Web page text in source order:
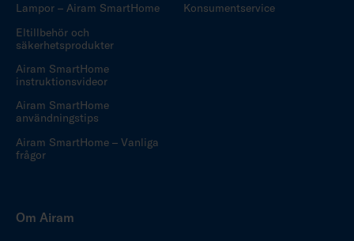
Lampor – Airam SmartHome
Eltillbehör och
säkerhetsprodukter
Airam SmartHome
instruktionsvideor
Airam SmartHome
användningstips
Airam SmartHome – Vanliga
frågor
Konsumentservice
Om Airam